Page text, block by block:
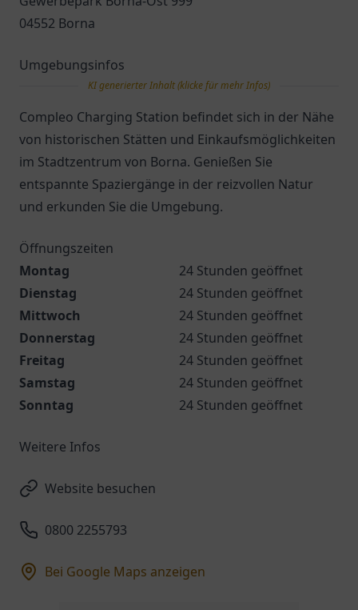
04552 Borna
Umgebungsinfos
KI generierter Inhalt (klicke für mehr Infos)
Compleo Charging Station befindet sich in der Nähe
von historischen Stätten und Einkaufsmöglichkeiten
im Stadtzentrum von Borna. Genießen Sie
entspannte Spaziergänge in der reizvollen Natur
und erkunden Sie die Umgebung.
Öffnungszeiten
Montag
24 Stunden geöffnet
Dienstag
24 Stunden geöffnet
Mittwoch
24 Stunden geöffnet
Donnerstag
24 Stunden geöffnet
Freitag
24 Stunden geöffnet
Samstag
24 Stunden geöffnet
Sonntag
24 Stunden geöffnet
Weitere Infos
Website besuchen
0800 2255793
Bei Google Maps anzeigen